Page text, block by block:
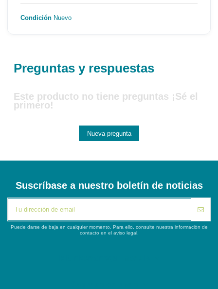
Condición Nuevo
Preguntas y respuestas
Este producto no tiene preguntas ¡Sé el
primero!
Nueva pregunta
Suscríbase a nuestro boletín de noticias
Puede darse de baja en cualquier momento. Para ello, consulte nuestra información de
contacto en el aviso legal.